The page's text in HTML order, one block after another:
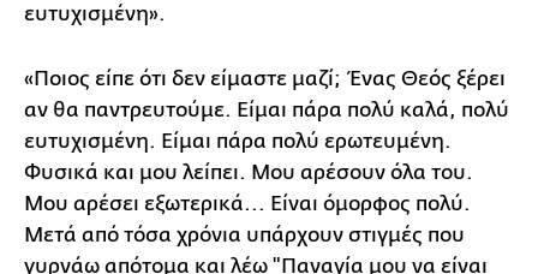
ευτυχισμένη».
«Ποιος είπε ότι δεν είμαστε μαζί; Ένας Θεός ξέρει
αν θα παντρευτούμε. Είμαι πάρα πολύ καλά, πολύ
ευτυχισμένη. Είμαι πάρα πολύ ερωτευμένη.
Φυσικά και μου λείπει. Μου αρέσουν όλα του.
Μου αρέσει εξωτερικά... Είναι όμορφος πολύ.
Μετά από τόσα χρόνια υπάρχουν στιγμές που
γυρνάω απότομα και λέω "Παναγία μου να είναι